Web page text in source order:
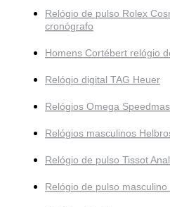
Relógio de pulso Rolex
cronógrafo
Homens Cortébert relógio
Relógio digital TAG Heuer
Relógios Omega
Relógios masculinos
Relógio de pulso Tissot
Relógio de pulso